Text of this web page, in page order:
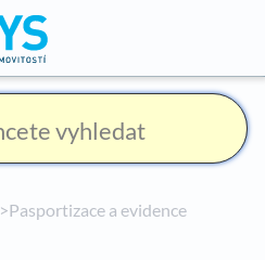
​>​ Pasportizace a evidence